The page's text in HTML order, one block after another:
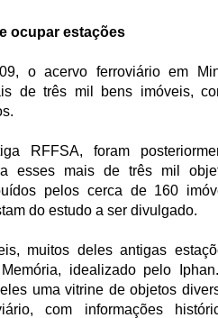
ocupar estações
o acervo ferroviário em
de três mil bens imóveis,
RFFSA, foram
esses mais de três mil
pelos cerca de 160
do estudo a ser divulgado.
muitos deles antigas
idealizado pelo
uma vitrine de objetos
com informações